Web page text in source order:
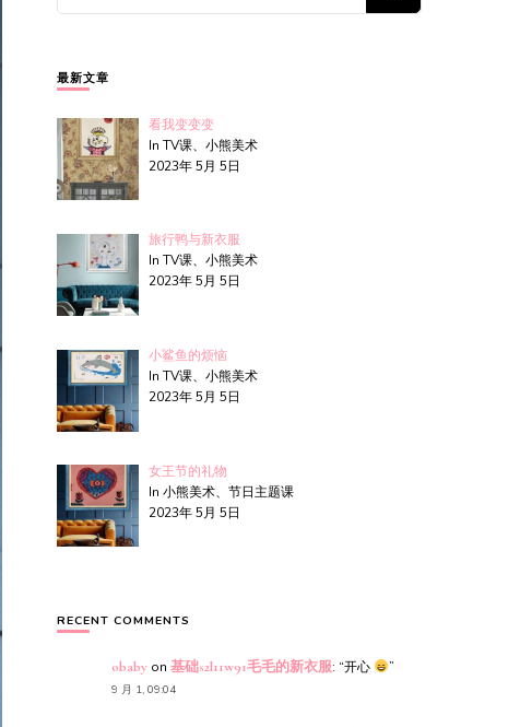
么
吗?
最新文章
看我变变变
In TV课、小熊美术
2023年 5月 5日
旅行鸭与新衣服
In TV课、小熊美术
2023年 5月 5日
小鲨鱼的烦恼
In TV课、小熊美术
2023年 5月 5日
女王节的礼物
In 小熊美术、节日主题课
2023年 5月 5日
RECENT COMMENTS
obabyon 基础s2l11w91毛毛的新衣服: “开心 ”
9 月 1, 09:04